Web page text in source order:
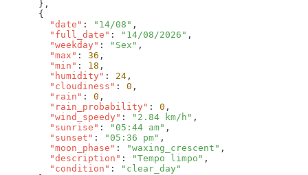
        "date"
: "14/08"
        "full_date"
: "14/08/2026"
        "weekday"
: "Sex"
        "max"
: 36
        "min"
: 18
        "humidity"
: 24
        "cloudiness"
: 0
        "rain"
: 0
        "rain_probability"
: 0
        "wind_speedy"
: "2.84 km/h"
        "sunrise"
: "05:44 am"
        "sunset"
: "05:36 pm"
        "moon_phase"
: "waxing_crescent"
        "description"
: "Tempo limpo"
        "condition"
: